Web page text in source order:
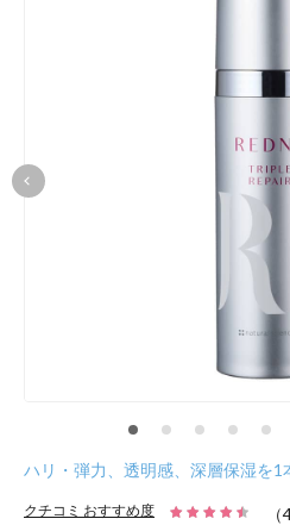
ハリ・弾力、透明感、深層保湿を1
クチコミ おすすめ度 （